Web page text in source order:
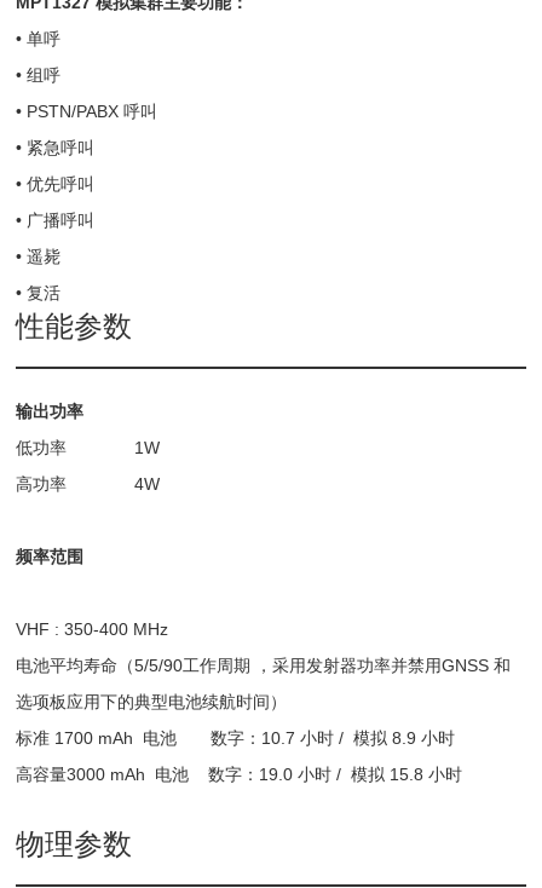
• 单呼
• 组呼
• PSTN/PABX 呼叫
• 紧急呼叫
• 优先呼叫
• 广播呼叫
• 遥毙
• 复活
性能参数
输出功率
低功率 1W
高功率 4W
频率范围
VHF : 350-400 MHz
电池平均寿命（5/5/90工作周期 ，采用发射器功率并禁用GNSS 和
选项板应用下的典型电池续航时间）
标准 1700 mAh 电池 数字：10.7 小时 / 模拟 8.9 小时
高容量3000 mAh 电池 数字：19.0 小时 / 模拟 15.8 小时
物理参数